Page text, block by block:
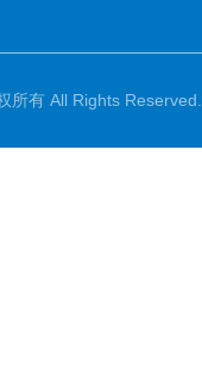
所有 All Rights Reserved.